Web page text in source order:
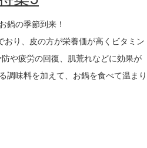
鍋の季節到来！
おり、皮の方が栄養価が高くビタミン
や疲労の回復、肌荒れなどに効果が
調味料を加えて、お鍋を食べて温まり